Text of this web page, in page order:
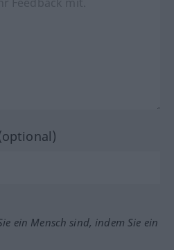
ein Mensch sind, indem Sie ein